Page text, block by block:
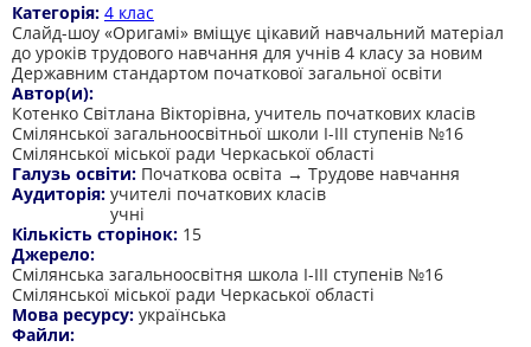
Категорія: 4 клас
Слайд-шоу «Оригамі» вміщує цікавий навчальний матеріал
до уроків трудового навчання для учнів 4 класу за новим
Державним стандартом початкової загальної освіти
Автор(и):
Котенко Світлана Вікторівна, учитель початкових класів
Смілянської загальноосвітньої школи І-ІІІ ступенів №16
Смілянської міської ради Черкаської області
Галузь освіти: Початкова освіта → Трудове навчання
Аудиторія: учителі початкових класів
учні
Кількість сторінок: 15
Джерело:
Смілянська загальноосвітня школа І-ІІІ ступенів №16
Смілянської міської ради Черкаської області
Мова ресурсу: українська
Файли: